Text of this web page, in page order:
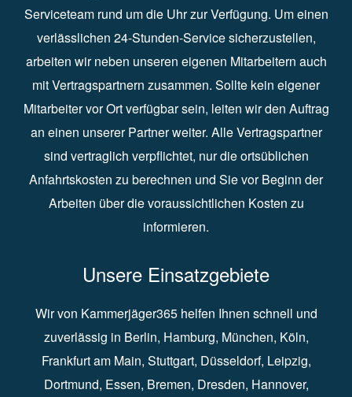
Serviceteam rund um die Uhr zur Verfügung. Um einen
verlässlichen 24-Stunden-Service sicherzustellen,
arbeiten wir neben unseren eigenen Mitarbeitern auch
mit Vertragspartnern zusammen. Sollte kein eigener
Mitarbeiter vor Ort verfügbar sein, leiten wir den Auftrag
an einen unserer Partner weiter. Alle Vertragspartner
sind vertraglich verpflichtet, nur die ortsüblichen
Anfahrtskosten zu berechnen und Sie vor Beginn der
Arbeiten über die voraussichtlichen Kosten zu
informieren.
Unsere Einsatzgebiete
Wir von Kammerjäger365 helfen Ihnen schnell und
zuverlässig in Berlin⁠, Hamburg⁠, München, Köln⁠,
Frankfurt am Main⁠, Stuttgart⁠, Düsseldorf⁠, Leipzig⁠,
Dortmund⁠, Essen⁠, Bremen⁠, Dresden⁠, Hannover⁠,